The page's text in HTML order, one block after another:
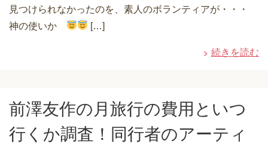
見つけられなかったのを、素人のボランティアが・・・
神の使いか
[…]
続きを読む
前澤友作の月旅行の費用といつ
行くか調査！同行者のアーティ